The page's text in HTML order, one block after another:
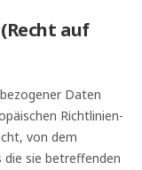
auf
Daten
Richtlinien-
von dem
die sie betreffenden